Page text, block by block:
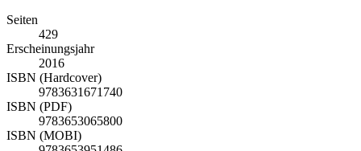
Seiten
429
Erscheinungsjahr
2016
ISBN (Hardcover)
9783631671740
ISBN (PDF)
9783653065800
ISBN (MOBI)